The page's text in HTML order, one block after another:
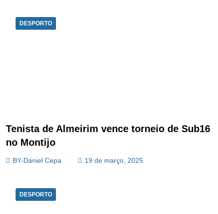
DESPORTO
Tenista de Almeirim vence torneio de Sub16
no Montijo
BY-Daniel Cepa 19 de março, 2025
DESPORTO